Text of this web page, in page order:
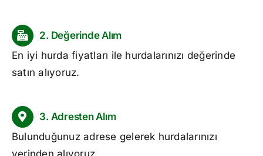
2. Değerinde Alım
En iyi hurda fiyatları ile hurdalarınızı değerinde
satın alıyoruz.
3. Adresten Alım
Bulunduğunuz adrese gelerek hurdalarınızı
yerinden alıyoruz.